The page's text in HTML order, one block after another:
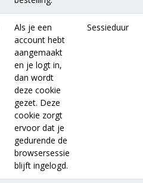
Als je een
account hebt
aangemaakt
en je logt in,
dan wordt
deze cookie
gezet. Deze
cookie zorgt
ervoor dat je
gedurende de
browsersessie
blijft ingelogd.
Sessieduur